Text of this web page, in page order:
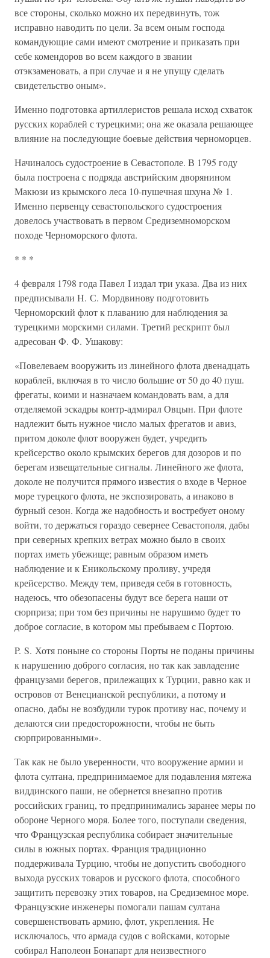
все стороны, сколько можно их передвинуть, тож
исправно наводить по цели. За всем оным господа
командующие сами имеют смотрение и приказать при
себе комендоров во всем каждого в звании
отэкзаменовать, а при случае и я не упущу сделать
свидетельство оным».
Именно подготовка артиллеристов решала исход схваток
русских кораблей с турецкими; она же оказала решающее
влияние на последующие боевые действия черноморцев.
Начиналось судостроение в Севастополе. В 1795 году
была построена с подряда австрийским дворянином
Макюзи из крымского леса 10-пушечная шхуна № 1.
Именно первенцу севастопольского судостроения
довелось участвовать в первом Средиземноморском
походе Черноморского флота.
* * *
4 февраля 1798 года Павел I издал три указа. Два из них
предписывали Н. С. Мордвинову подготовить
Черноморский флот к плаванию для наблюдения за
турецкими морскими силами. Третий рескрипт был
адресован Ф. Ф. Ушакову:
«Повелеваем вооружить из линейного флота двенадцать
кораблей, включая в то число большие от 50 до 40 пуш.
фрегаты, коими и назначаем командовать вам, а для
отделяемой эскадры контр-адмирал Овцын. При флоте
надлежит быть нужное число малых фрегатов и авиз,
притом доколе флот вооружен будет, учредить
крейсерство около крымских берегов для дозоров и по
берегам извещательные сигналы. Линейного же флота,
доколе не получится прямого известия о входе в Черное
море турецкого флота, не экспозировать, а инаково в
бурный сезон. Когда же надобность и востребует оному
войти, то держаться гораздо севернее Севастополя, дабы
при северных крепких ветрах можно было в своих
портах иметь убежище; равным образом иметь
наблюдение и к Еникольскому проливу, учредя
крейсерство. Между тем, приведя себя в готовность,
надеюсь, что обезопасены будут все берега наши от
сюрприза; при том без причины не нарушимо будет то
доброе согласие, в котором мы пребываем с Портою.
P. S. Хотя поныне со стороны Порты не поданы причины
к нарушению доброго согласия, но так как завладение
французами берегов, прилежащих к Турции, равно как и
островов от Венецианской республики, а потому и
опасно, дабы не возбудили турок противу нас, почему и
делаются сии предосторожности, чтобы не быть
сюрпрированными».
Так как не было уверенности, что вооружение армии и
флота султана, предпринимаемое для подавления мятежа
виддинского паши, не обернется внезапно против
российских границ, то предпринимались заранее меры по
обороне Черного моря. Более того, поступали сведения,
что Французская республика собирает значительные
силы в южных портах. Франция традиционно
поддерживала Турцию, чтобы не допустить свободного
выхода русских товаров и русского флота, способного
защитить перевозку этих товаров, на Средиземное море.
Французские инженеры помогали пашам султана
совершенствовать армию, флот, укрепления. Не
исключалось, что армада судов с войсками, которые
собирал Наполеон Бонапарт для неизвестного